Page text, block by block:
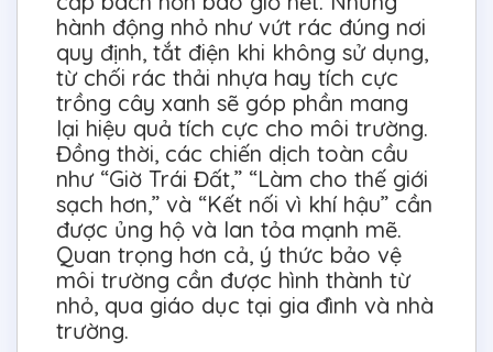
hành động nhỏ như vứt rác đúng nơi
quy định, tắt điện khi không sử dụng,
từ chối rác thải nhựa hay tích cực
trồng cây xanh sẽ góp phần mang
lại hiệu quả tích cực cho môi trường.
Đồng thời, các chiến dịch toàn cầu
như “Giờ Trái Đất,” “Làm cho thế giới
sạch hơn,” và “Kết nối vì khí hậu” cần
được ủng hộ và lan tỏa mạnh mẽ.
Quan trọng hơn cả, ý thức bảo vệ
môi trường cần được hình thành từ
nhỏ, qua giáo dục tại gia đình và nhà
trường.